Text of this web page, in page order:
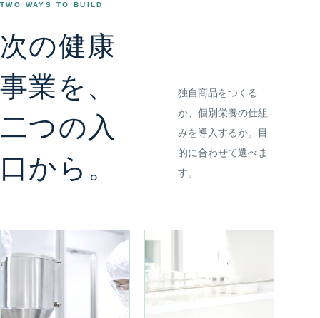
TWO WAYS TO BUILD
次の健康
事業を、
二つの入
口から。
独自商品をつくる
か、個別栄養の仕組
みを導入するか。目
的に合わせて選べま
す。